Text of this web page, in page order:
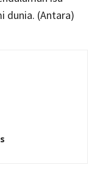
dunia. (Antara)